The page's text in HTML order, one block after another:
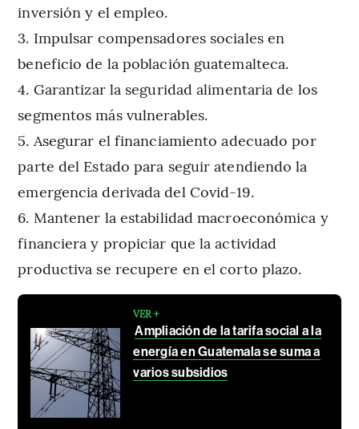
inversión y el empleo.
Impulsar compensadores sociales en
beneficio de la población guatemalteca.
Garantizar la seguridad alimentaria de los
segmentos más vulnerables.
Asegurar el financiamiento adecuado por
parte del Estado para seguir atendiendo la
emergencia derivada del Covid-19.
Mantener la estabilidad macroeconómica y
financiera y propiciar que la actividad
productiva se recupere en el corto plazo.
VER +
Ampliación de la tarifa social a la
energía en Guatemala se suma a
varios subsidios